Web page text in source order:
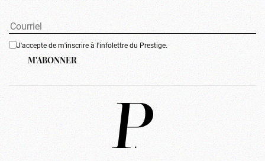
J'accepte de m'inscrire à l'infolettre du Prestige.
M'ABONNER